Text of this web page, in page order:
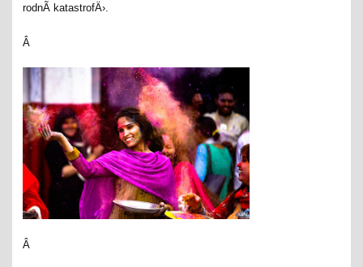
rodnÃ­ katastrofÄ›.
Â
Â